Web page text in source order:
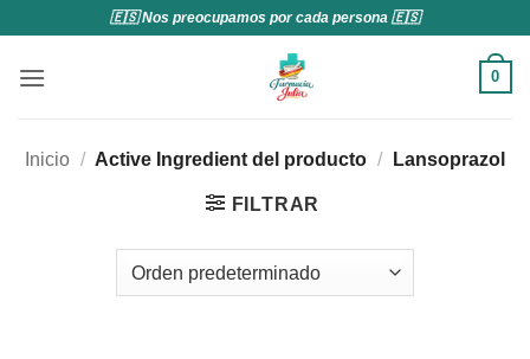
contenido
🇪🇸 Nos preocupamos por cada persona 🇪🇸
0
Inicio / Active Ingredient del producto / Lansoprazol
FILTRAR